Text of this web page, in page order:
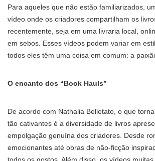
Para aqueles que não estão familiarizados,
vídeo onde os criadores compartilham os
recentemente, seja em uma livraria local,
em sebos. Esses vídeos podem variar em
todos eles têm uma coisa em comum: a
O encanto dos “Book Hauls”
De acordo com Nathalia Belletato, o que torna
tão cativantes é a diversidade de livros
empolgação genuína dos criadores. Desde
emocionantes até obras de não-ficção